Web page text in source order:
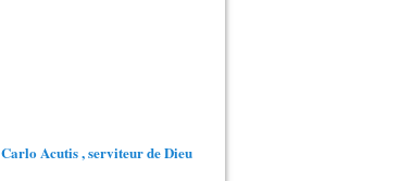
Carlo Acutis , serviteur de Dieu